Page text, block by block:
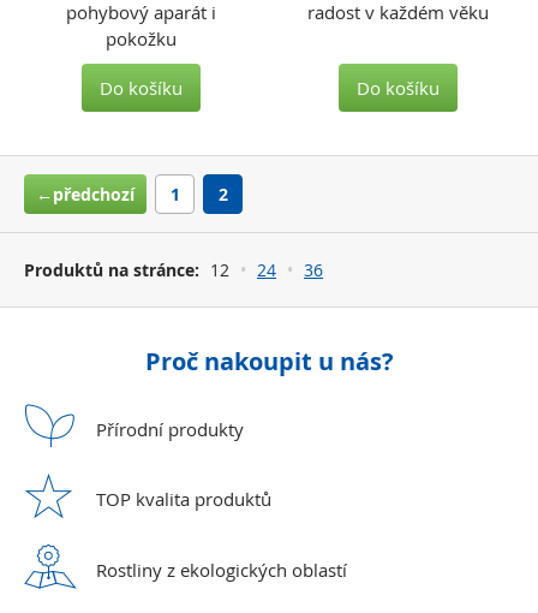
pohybový aparát i
pokožku
Do košíku
radost v každém věku
Do košíku
←předchozí 1 2
Produktů na stránce: 12 24 36
Proč nakoupit u nás?
Přírodní produkty
TOP kvalita produktů
Rostliny z ekologických oblastí